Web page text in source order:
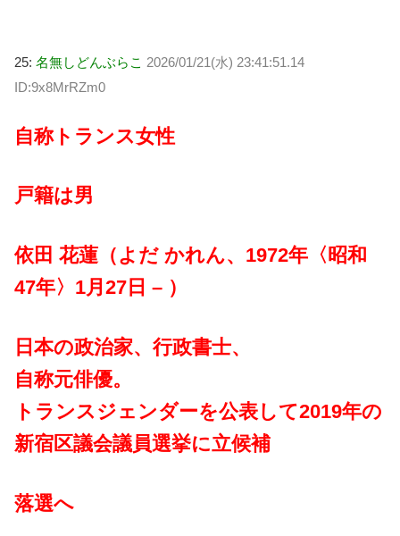
25: 名無しどんぶらこ 2026/01/21(水) 23:41:51.14
ID:9x8MrRZm0
自称トランス女性
戸籍は男
依田 花蓮（よだ かれん、1972年〈昭和
47年〉1月27日 – ）
日本の政治家、行政書士、
自称元俳優。
トランスジェンダーを公表して2019年の
新宿区議会議員選挙に立候補
落選へ